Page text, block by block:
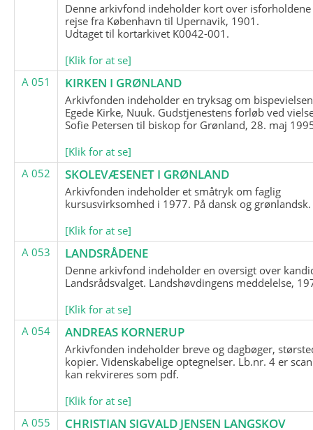
Denne arkivfond indeholder kort over
rejse fra København til Upernavik, 1901.
Udtaget til kortarkivet K0042-001.
[Klik for at se]
A 051
KIRKEN I GRØNLAND
Arkivfonden indeholder en tryksag om
Egede Kirke, Nuuk. Gudstjenestens forløb ved
Sofie Petersen til biskop for Grønland, 28. maj
[Klik for at se]
A 052
SKOLEVÆSENET I GRØNLAND
Arkivfonden indeholder et småtryk om faglig
kursusvirksomhed i 1977. På dansk og grønlandsk.
[Klik for at se]
A 053
LANDSRÅDENE
Denne arkivfond indeholder en oversigt over
Landsrådsvalget. Landshøvdingens meddelelse,
[Klik for at se]
A 054
ANDREAS KORNERUP
Arkivfonden indeholder breve og dagbøger,
kopier. Videnskabelige optegnelser. Lb.nr. 4 er
kan rekvireres som pdf.
[Klik for at se]
A 055
CHRISTIAN SIGVALD JENSEN LANGSKOV